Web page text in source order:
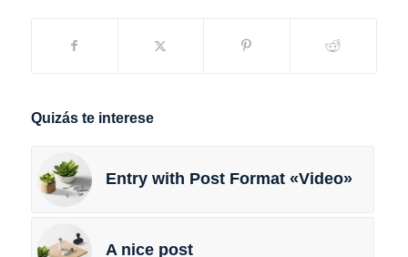
Quizás te interese
Entry with Post Format «Video»
A nice post